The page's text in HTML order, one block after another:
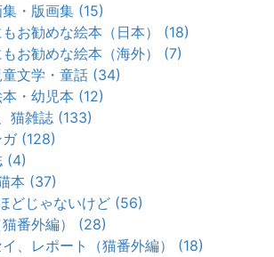
・版画集 (15)
お勧めな絵本（日本） (18)
お勧めな絵本（海外） (7)
文学・童話 (34)
・幼児本 (12)
猫雑誌 (133)
(128)
(4)
本 (37)
どじゃないけど (56)
番外編） (28)
、レポート（猫番外編） (18)